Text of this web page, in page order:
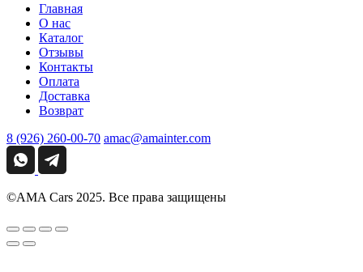
Главная
О нас
Каталог
Отзывы
Контакты
Оплата
Доставка
Возврат
8 (926) 260-00-70 amac@amainter.com
©AMA Cars 2025. Все права защищены